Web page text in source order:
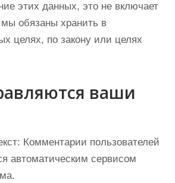
этих данных, это не включает
обязаны хранить в
целях, по закону или целях
ваши
Комментарии пользователей
автоматическим сервисом